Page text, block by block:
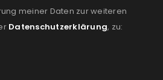
meiner Daten zur weiteren
Datenschutzerklärung, zu: